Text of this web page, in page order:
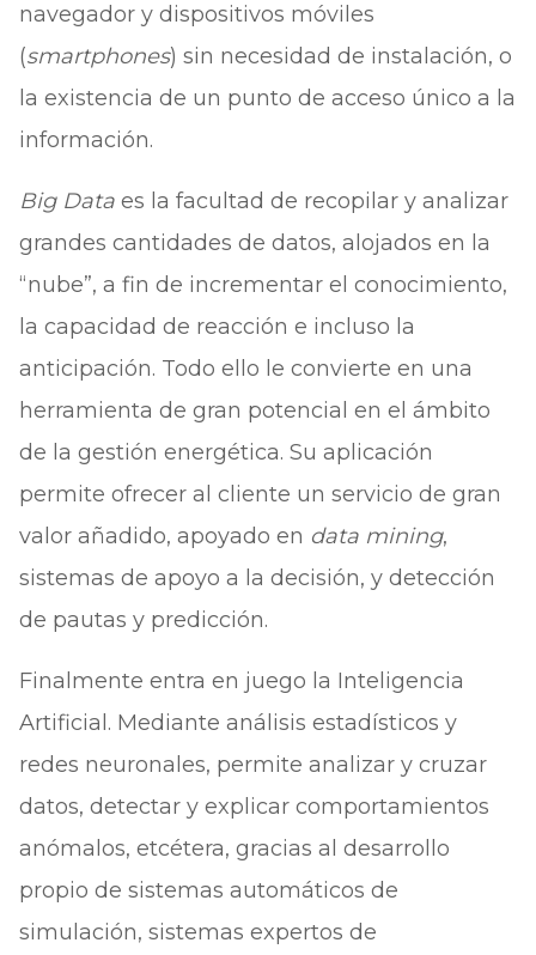
navegador y dispositivos móviles
(smartphones) sin necesidad de instalación, o
la existencia de un punto de acceso único a la
información.
Big Dataes la facultad de recopilar y analizar
grandes cantidades de datos, alojados en la
“nube”, a fin de incrementar el conocimiento,
la capacidad de reacción e incluso la
anticipación. Todo ello le convierte en una
herramienta de gran potencial en el ámbito
de la gestión energética. Su aplicación
permite ofrecer al cliente un servicio de gran
valor añadido, apoyado en data mining,
sistemas de apoyo a la decisión, y detección
de pautas y predicción.
Finalmente entra en juego la Inteligencia
Artificial. Mediante análisis estadísticos y
redes neuronales, permite analizar y cruzar
datos, detectar y explicar comportamientos
anómalos, etcétera, gracias al desarrollo
propio de sistemas automáticos de
simulación, sistemas expertos de